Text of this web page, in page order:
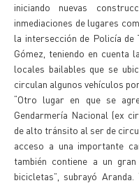
iniciando nuevas
inmediaciones de lugares
la intersección de Policía
Gómez, teniendo en cuenta
locales bailables que se
circulan algunos vehículos
“Otro lugar en que se
Gendarmería Nacional (ex
de alto tránsito al ser de
acceso a una importante
también contiene a un
bicicletas”, subrayó